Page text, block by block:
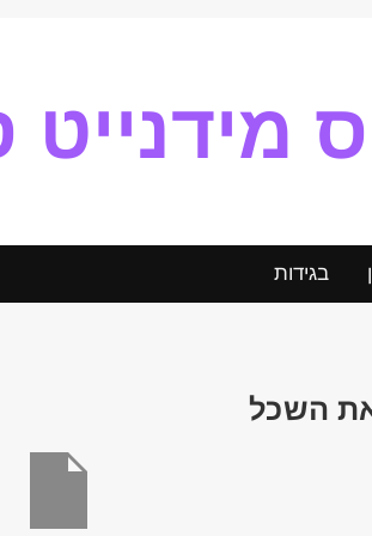
מידנייט
בגידות
את השכל